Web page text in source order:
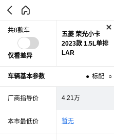
共8款车
仅看差异
五菱 荣光小卡
2023款 1.5L单排
LAR
车辆基本参数 ● 标配 ○
厂商指导价
本市最低价
4.21万
暂无